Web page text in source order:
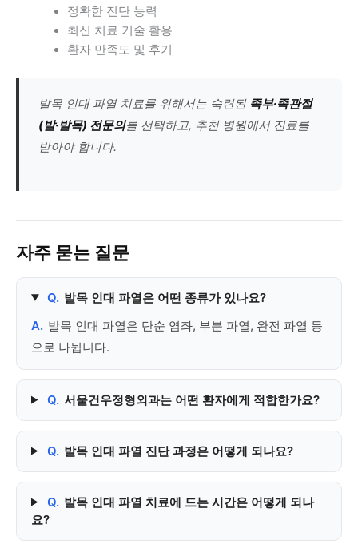
정확한 진단 능력
최신 치료 기술 활용
환자 만족도 및 후기
발목 인대 파열 치료를 위해서는 숙련된 족부·족관절
(발·발목) 전문의를 선택하고, 추천 병원에서 진료를
받아야 합니다.
자주 묻는 질문
Q. 발목 인대 파열은 어떤 종류가 있나요?
A. 발목 인대 파열은 단순 염좌, 부분 파열, 완전 파열 등
으로 나뉩니다.
Q. 서울건우정형외과는 어떤 환자에게 적합한가요?
Q. 발목 인대 파열 진단 과정은 어떻게 되나요?
Q. 발목 인대 파열 치료에 드는 시간은 어떻게 되나
요?